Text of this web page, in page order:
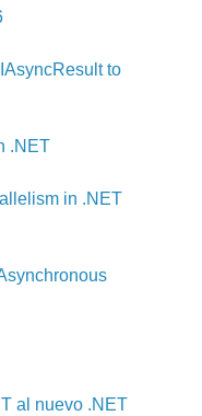
to
.NET
in .NET
al nuevo .NET